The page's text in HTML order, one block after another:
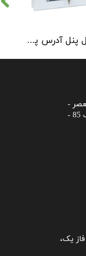
کنترل پنل آدرس پذیر C-TEC سری XFP دو لوپ 32 زون
-
ابتدای خیابان مطهری - کوچه منصور - پلاک 85 -
یک،